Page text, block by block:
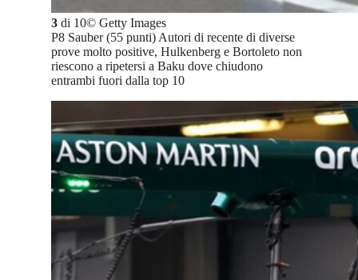
3 di 10© Getty Images
P8 Sauber (55 punti) Autori di recente di diverse
prove molto positive, Hulkenberg e Bortoleto non
riescono a ripetersi a Baku dove chiudono
entrambi fuori dalla top 10